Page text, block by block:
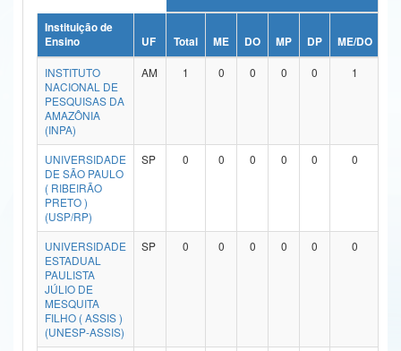
Ministério da Ciência, Tecnologia, Inovações e Comunicações
Ministério do Meio Ambiente
Ministério do Turismo
Ministério do Desenvolvimento Regional
Controladoria-Geral da União
Ministério da Mulher, da Família e dos Direitos Humanos
Secretaria de Governo
Gabinete de Segurança Institucional
Advocacia-Geral da União
Instituição de
Ensino
UF Total ME DO MP DP ME/DO
INSTITUTO
NACIONAL DE
PESQUISAS DA
AMAZÔNIA
(INPA)
AM 1 0 0 0 0 1
UNIVERSIDADE
DE SÃO PAULO
( RIBEIRÃO
PRETO )
(USP/RP)
SP 0 0 0 0 0 0
UNIVERSIDADE
ESTADUAL
PAULISTA
JÚLIO DE
MESQUITA
FILHO ( ASSIS )
(UNESP-ASSIS)
SP 0 0 0 0 0 0